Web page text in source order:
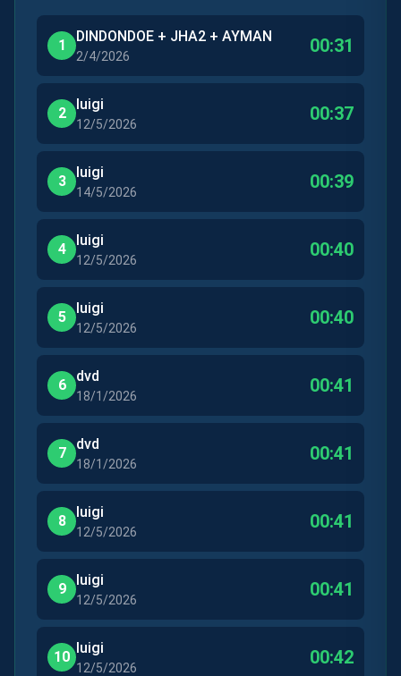
1
DINDONDOE + JHA2 + AYMAN
2/4/2026 00:31
2
luigi
12/5/2026 00:37
3
luigi
14/5/2026 00:39
4
luigi
12/5/2026 00:40
5
luigi
12/5/2026 00:40
6
dvd
18/1/2026 00:41
7
dvd
18/1/2026 00:41
8
luigi
12/5/2026 00:41
9
luigi
12/5/2026 00:41
10
luigi
12/5/2026 00:42